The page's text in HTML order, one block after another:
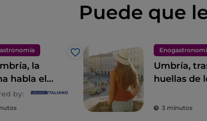
Puede que
Me gusta
la
habla el
de la
by:
Umbría,
huellas de
3 minutos